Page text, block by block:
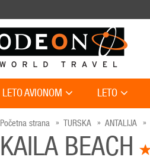
LETO AVIONOM LETO
Početna strana TURSKA ANTALIJA
KAILA BEACH